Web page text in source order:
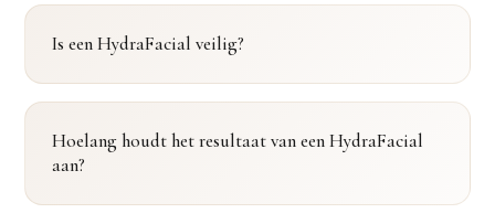
Is een HydraFacial veilig?
Hoelang houdt het resultaat van een HydraFacial
aan?